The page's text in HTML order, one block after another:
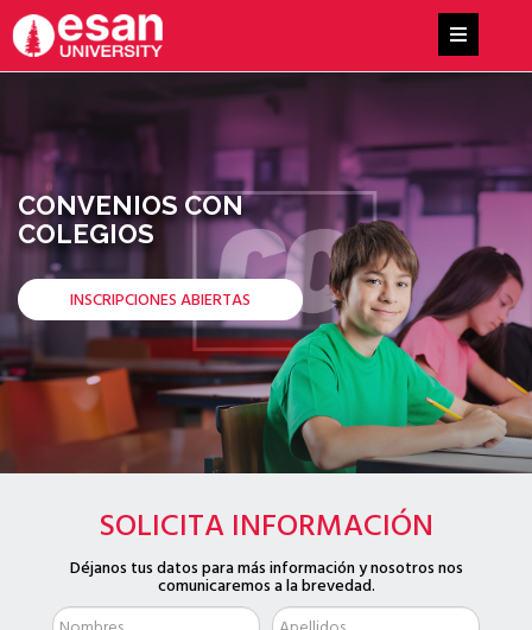
CONVENIOS CON
COLEGIOS
INSCRIPCIONES ABIERTAS
SOLICITA INFORMACIÓN
Déjanos tus datos para más información y nosotros nos
comunicaremos a la brevedad.